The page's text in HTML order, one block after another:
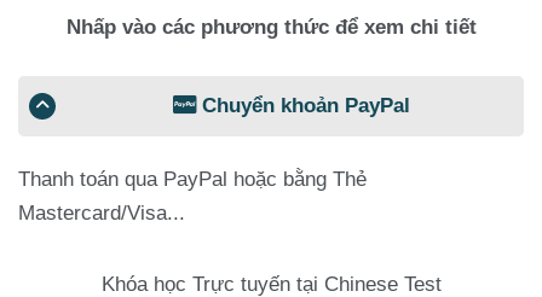
Nhấp vào các phương thức để xem chi tiết
Chuyển khoản PayPal
Thanh toán qua PayPal hoặc bằng Thẻ
Mastercard/Visa...
Khóa học Trực tuyến tại Chinese Test